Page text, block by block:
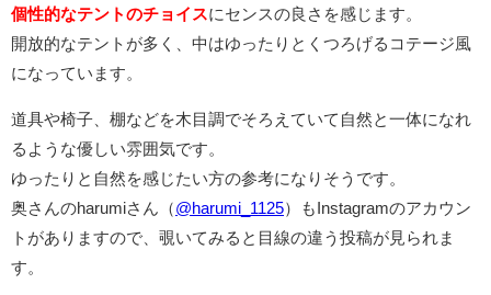
個性的なテントのチョイス にセンスの良さを感じます。
開放的なテントが多く、中はゆったりとくつろげるコテージ風
になっています。
道具や椅子、棚などを木目調でそろえていて自然と一体になれ
るような優しい雰囲気です。
ゆったりと自然を感じたい方の参考になりそうです。
奥さんのharumiさん（ @harumi_1125）もInstagramのアカウン
トがありますので、覗いてみると目線の違う投稿が見られま
す。